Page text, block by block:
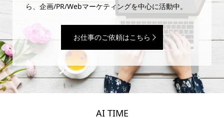
ら、企画/PR/Webマーケティングを中心に活動中。
お仕事のご依頼はこちら
AI TIME